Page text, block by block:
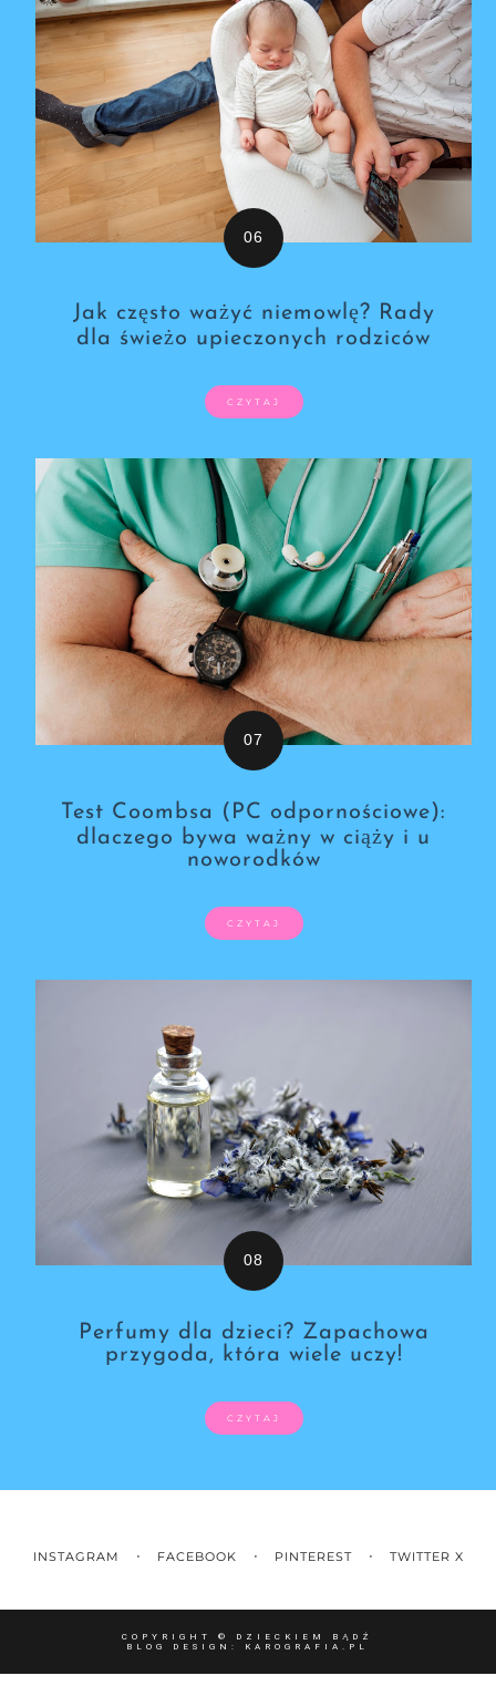
Jak często ważyć niemowlę? Rady
dla świeżo upieczonych rodziców
CZYTAJ
Test Coombsa (PC odpornościowe):
dlaczego bywa ważny w ciąży i u
noworodków
CZYTAJ
Perfumy dla dzieci? Zapachowa
przygoda, która wiele uczy!
CZYTAJ
INSTAGRAM FACEBOOK PINTEREST TWITTER X
COPYRIGHT © DZIECKIEM BĄDŹ
BLOG DESIGN: KAROGRAFIA.PL